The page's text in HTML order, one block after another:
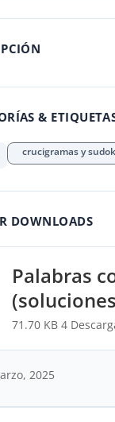
&
crucigramas y
DOWNLOADS
Palabras
71.70 KB4
2025